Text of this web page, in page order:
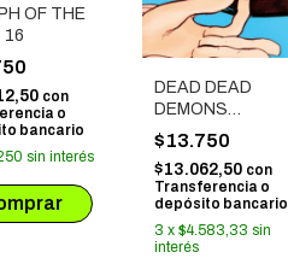
OF THE
16
con
o
bancario
sin interés
DEAD DEAD
DEMONS
DEDEDEDE
DESTRUCTION 1
$13.750
$13.062,50 con
Transferencia o
depósito bancario
3 x $4.583,33 sin
interés